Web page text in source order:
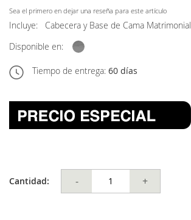
Sea el primero en dejar una reseña para este artículo
Incluye:
Cabecera y Base de Cama Matrimonial
Disponible en:
Tiempo de entrega: 60 días
Cantidad: - +